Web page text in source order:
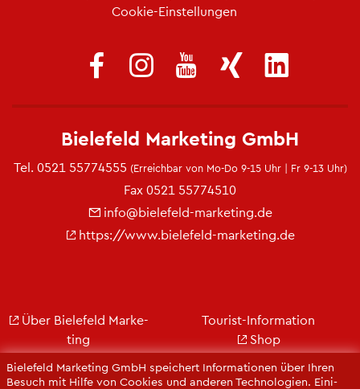
Coo­kie-Ein­stel­lun­gen
Bie­le­feld Mar­ke­ting GmbH spei­chert In­for­ma­tio­nen über Ihren
Be­such mit Hilfe von Coo­kies und an­de­ren Tech­no­lo­gi­en. Ei­ni­
Bie­le­feld Mar­ke­ting GmbH
Tel. 0521 55774555 (Er­reich­bar von Mo-Do 9-15 Uhr | Fr 9-13 Uhr)
Fax 0521 55774510
info@​bielefeld-​marketing.​de
https://​www.​bielefeld-​marketing.​de
Über Bie­le­feld Mar­ke­
ting
Jobs
Kon­takt
Tou­rist-In­for­ma­ti­on
Shop
City Bie­le­feld
Bie­le­feld-Gut­schein